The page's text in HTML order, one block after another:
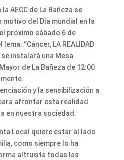
AECC de La Bañeza se
del Día mundial en la
próximo sábado 6 de
“Cáncer, LA REALIDAD
se instalará una Mesa
de La Bañeza de 12:00
y la sensibilización a
afrontar esta realidad
en nuestra sociedad.
Local quiere estar al lado
como siempre lo ha
altruista todas las